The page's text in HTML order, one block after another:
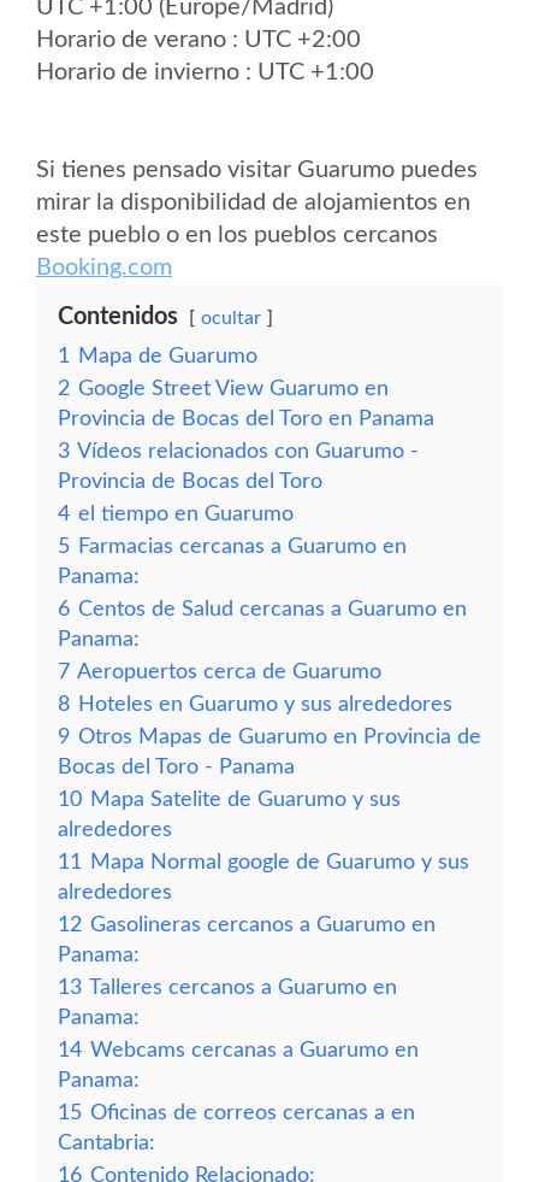
UTC +1:00 (Europe/Madrid)
Horario de verano : UTC +2:00
Horario de invierno : UTC +1:00
Si tienes pensado visitar Guarumo puedes
mirar la disponibilidad de alojamientos en
este pueblo o en los pueblos cercanos
Booking.com
Contenidos ocultar
1
Mapa de Guarumo
2 Google Street View Guarumo en
Provincia de Bocas del Toro en Panama
3 Vídeos relacionados con Guarumo -
Provincia de Bocas del Toro
4 el tiempo en Guarumo
5 Farmacias cercanas a Guarumo en
Panama:
6 Centos de Salud cercanas a Guarumo en
Panama:
7 Aeropuertos cerca de Guarumo
8 Hoteles en Guarumo y sus alrededores
9 Otros Mapas de Guarumo en Provincia de
Bocas del Toro - Panama
10 Mapa Satelite de Guarumo y sus
alrededores
11
Mapa Normal google de Guarumo y sus
alrededores
12 Gasolineras cercanos a Guarumo en
Panama:
13 Talleres cercanos a Guarumo en
Panama:
14 Webcams cercanas a Guarumo en
Panama:
15 Oficinas de correos cercanas a en
Cantabria:
16 Contenido Relacionado: